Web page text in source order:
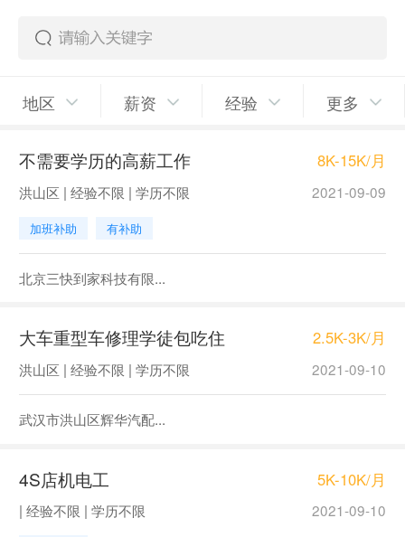
地区 薪资 经验 更多
不需要学历的高薪工作 8K-15K/月
洪山区 | 经验不限 | 学历不限 2021-09-09
加班补助 有补助
北京三快到家科技有限...
大车重型车修理学徒包吃住 2.5K-3K/月
洪山区 | 经验不限 | 学历不限 2021-09-10
武汉市洪山区辉华汽配...
4S店机电工 5K-10K/月
| 经验不限 | 学历不限 2021-09-10